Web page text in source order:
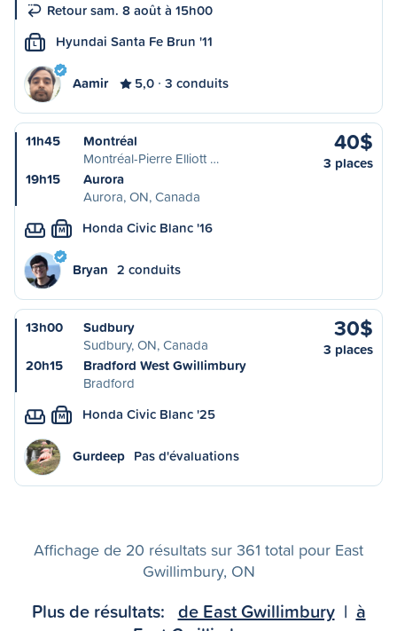
Retour sam. 8 août à 15h00
L Hyundai Santa Fe Brun '11
Aamir 5,0 3 conduits
11h45
Montréal
Montréal-Pierre Elliott …
19h15
Aurora
Aurora, ON, Canada
40$
3 places
M Honda Civic Blanc '16
Bryan 2 conduits
13h00
Sudbury
Sudbury, ON, Canada
20h15
Bradford West Gwillimbury
Bradford
30$
3 places
M Honda Civic Blanc '25
Gurdeep Pas d'évaluations
Affichage de 20 résultats sur 361 total pour East
Gwillimbury, ON
Plus de résultats: de East Gwillimbury| à